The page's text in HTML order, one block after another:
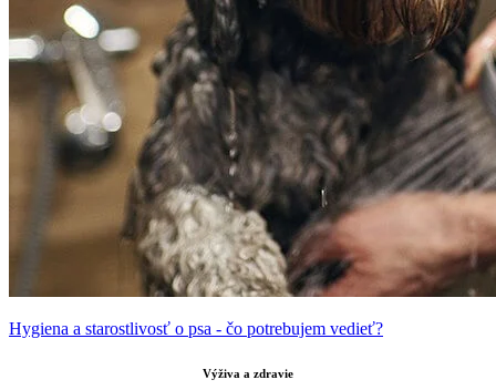
Hygiena a starostlivosť o psa - čo potrebujem vedieť?
Výživa a zdravie